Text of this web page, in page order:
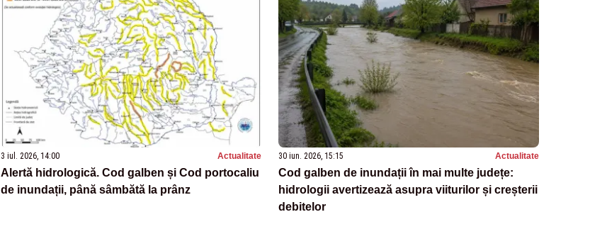
3 iul. 2026, 14:00 Actualitate
Alertă hidrologică. Cod galben și Cod portocaliu
de inundații, până sâmbătă la prânz
30 iun. 2026, 15:15 Actualitate
Cod galben de inundații în mai multe județe:
hidrologii avertizează asupra viiturilor și creșterii
debitelor